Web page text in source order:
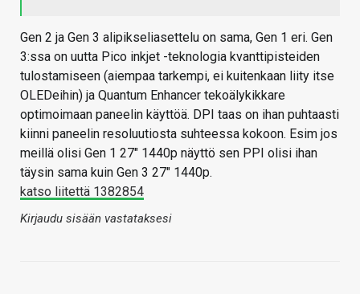
Gen 2 ja Gen 3 alipikseliasettelu on sama, Gen 1 eri. Gen
3:ssa on uutta Pico inkjet -teknologia kvanttipisteiden
tulostamiseen (aiempaa tarkempi, ei kuitenkaan liity itse
OLEDeihin) ja Quantum Enhancer tekoälykikkare
optimoimaan paneelin käyttöä. DPI taas on ihan puhtaasti
kiinni paneelin resoluutiosta suhteessa kokoon. Esim jos
meillä olisi Gen 1 27" 1440p näyttö sen PPI olisi ihan
täysin sama kuin Gen 3 27" 1440p.
katso liitettä 1382854
Kirjaudu sisään vastataksesi